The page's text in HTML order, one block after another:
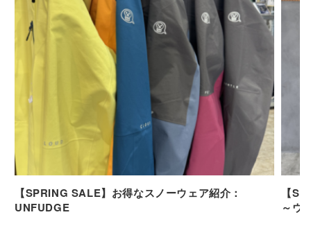
【SPRING SALE】お得なスノーウェア紹介：
UNFUDGE
【
～ウ